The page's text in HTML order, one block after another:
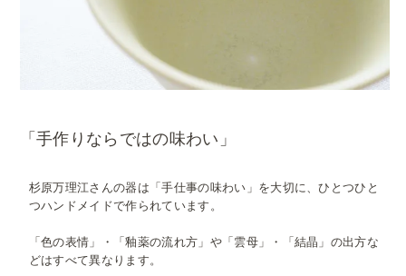
「手作りならではの味わい」
杉原万理江さんの器は「手仕事の味わい」を大切に、ひとつひと
つハンドメイドで作られています。
「色の表情」・「釉薬の流れ方」や「雲母」・「結晶」の出方な
どはすべて異なります。